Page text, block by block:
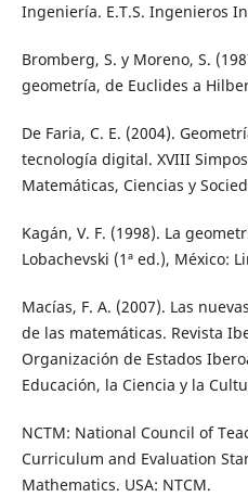
Ingeniería. E.T.S. Ingenieros
Bromberg, S. y Moreno, S.
geometría, de Euclides a
De Faria, C. E. (2004).
tecnología digital. XVIII
Matemáticas, Ciencias y
Kagán, V. F. (1998). La
Lobachevski (1ª ed.), México:
Macías, F. A. (2007). Las
de las matemáticas. Revista
Organización de Estados
Educación, la Ciencia y la
NCTM: National Council of
Curriculum and Evaluation
Mathematics. USA: NTCM.